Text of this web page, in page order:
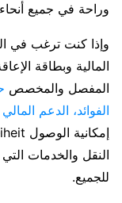
وراحة في جميع أنحاء
وإذا كنت ترغب في
المالية وبطاقة
المفصل والمخصص
الفوائد، الدعم
النقل والخدمات
للجميع.